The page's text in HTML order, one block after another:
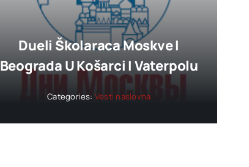
Dueli Školaraca Moskve I
Beograda U Košarci I Vaterpolu
Categories: Vesti naslovna